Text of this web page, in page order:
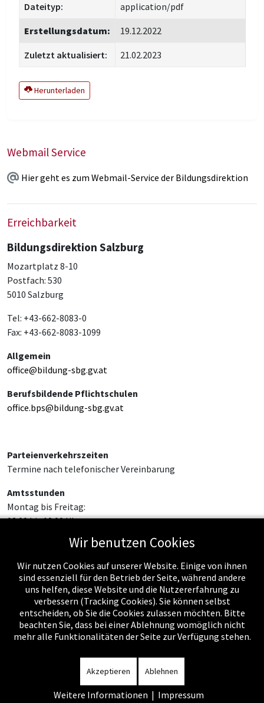
Dateityp: application/pdf
Erstellungsdatum: 19.12.2022
Zuletzt aktualisiert: 21.02.2023
Herunterladen
Webmail Service
Hier geht es zum Webmail-Service der Bildungsdirektion
Erreichbarkeit
Bildungsdirektion Salzburg
Mozartplatz 8-10
Postfach: 530
5010 Salzburg
Tel: +43-662-8083-0
Fax: +43-662-8083-1099
Allgemein
office@bildung-sbg.gv.at
Berufsbildende Pflichtschulen
office.bps@bildung-sbg.gv.at
Parteienverkehrszeiten
Termine nach telefonischer Vereinbarung
Amtsstunden
Montag bis Freitag:
08:00 bis 12:00 Uhr
Wir benutzen Cookies
Wir nutzen Cookies auf unserer Website. Einige von ihnen
sind essenziell für den Betrieb der Seite, während andere
uns helfen, diese Website und die Nutzererfahrung zu
verbessern (Tracking Cookies). Sie können selbst
entscheiden, ob Sie die Cookies zulassen möchten. Bitte
beachten Sie, dass bei einer Ablehnung womöglich nicht
mehr alle Funktionalitäten der Seite zur Verfügung stehen.
Akzeptieren Ablehnen
Weitere Informationen | Impressum